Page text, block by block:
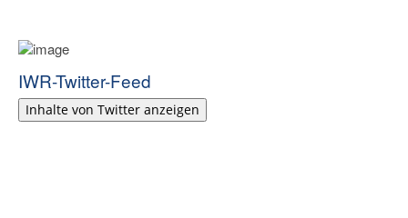
IWR-Twitter-Feed
Inhalte von Twitter anzeigen